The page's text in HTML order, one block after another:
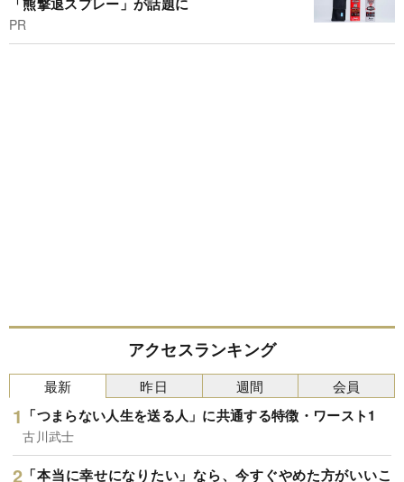
PR
アクセスランキング
最新
「つまらない人生を送る人」に共通する特徴・ワースト1
古川武士
「本当に幸せになりたい」なら、今すぐやめた方がいいこ
昨日 週間 会員